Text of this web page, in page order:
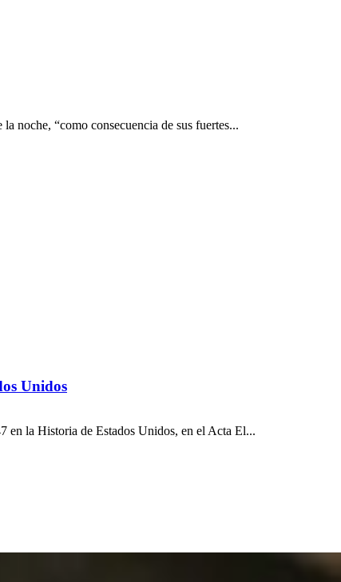
noche, “como consecuencia de sus fuertes...
Unidos
en la Historia de Estados Unidos, en el Acta El...